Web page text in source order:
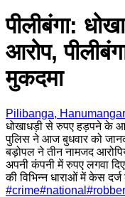
पीलीबंगा:
आरोप,
मुकदमा
Pilibanga,
धोखाधड़ी से रुपए हड़पने के
पुलिस ने आज बुधवार को
बड़ोपल ने तीन नामजद
अपनी कंपनी में रुपए लगवा
की विभिन्न धाराओं में केस
#crime#national #